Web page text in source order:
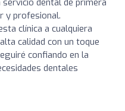
y profesional.
clínica a cualquiera
calidad con un toque
confiando en la
dentales